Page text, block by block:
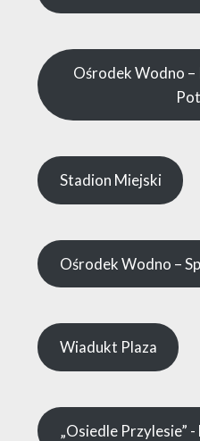
Ośrodek Wodno –
Stadion Miejski
Ośrodek Wodno –
Wiadukt Plaza
„Osiedle Przylesie” -